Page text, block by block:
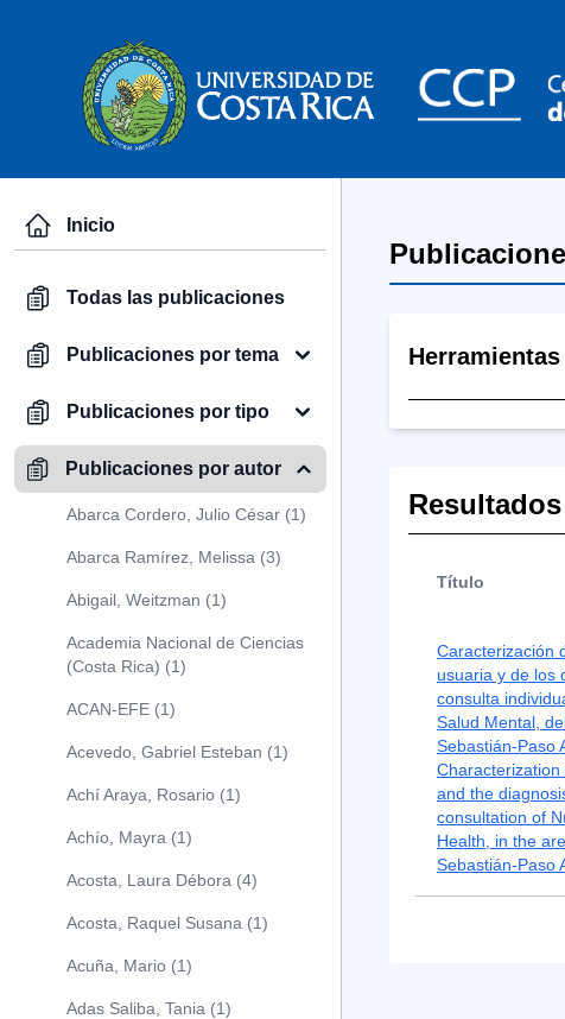
Inicio
Todas las publicaciones
Publicaciones por tema
Publicaciones por tipo
Publicaciones por autor
Abarca Cordero, Julio César (1)
Abarca Ramírez, Melissa (3)
Abigail, Weitzman (1)
Academia Nacional de Ciencias
(Costa Rica) (1)
ACAN-EFE (1)
Acevedo, Gabriel Esteban (1)
Achí Araya, Rosario (1)
Achío, Mayra (1)
Acosta, Laura Débora (4)
Acosta, Raquel Susana (1)
Acuña, Mario (1)
Adas Saliba, Tania (1)
Resultados
Título
Caracterización
usuaria y de los
consulta
Salud Mental,
Sebastián-Paso
and the
consultation of
Health, in the
Sebastián-Paso